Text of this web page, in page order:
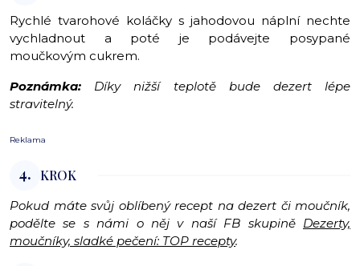
Rychlé tvarohové koláčky s jahodovou náplní nechte
vychladnout a poté je podávejte posypané
moučkovým cukrem.
Poznámka: Díky nižší teplotě bude dezert lépe
stravitelný.
Reklama
4. KROK
Pokud máte svůj oblíbený recept na dezert či moučník,
podělte se s námi o něj v naší FB skupině Dezerty,
moučníky, sladké pečení: TOP recepty.